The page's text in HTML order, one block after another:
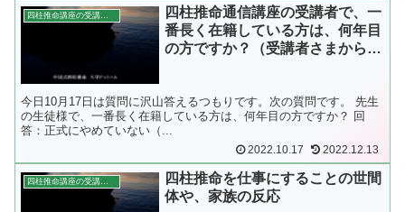
四柱推命講座の受講者さまからの質問
四柱推命通信講座の受講者で、一
番長く在籍している方は、何年目
の方ですか？（受講者さまからの
今日10月17日は質問に沢山答えるつもりです。次の質問です。 先生
の生徒様で、一番長く在籍している方は、何年目の方ですか？ 回
答：正式にやめていない（...
2022.10.17 2022.12.13
四柱推命講座の受講者さまからの質問
四柱推命を仕事にすることの世間
体や、家族の反応